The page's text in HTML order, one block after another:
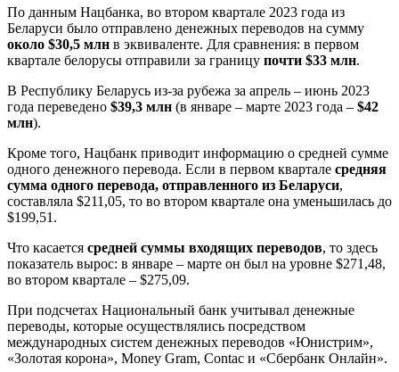
По данным Нацбанка, во втором квартале 2023 года из
Беларуси было отправлено денежных переводов на сумму
около $30,5 млн в эквиваленте. Для сравнения: в первом
квартале белорусы отправили за границу почти $33 млн.
В Республику Беларусь из-за рубежа за апрель – июнь 2023
года переведено $39,3 млн (в январе – марте 2023 года – $42
млн).
Кроме того, Нацбанк приводит информацию о средней сумме
одного денежного перевода. Если в первом квартале средняя
сумма одного перевода, отправленного из Беларуси,
составляла $211,05, то во втором квартале она уменьшилась до
$199,51.
Что касается средней суммы входящих переводов, то здесь
показатель вырос: в январе – марте он был на уровне $271,48,
во втором квартале – $275,09.
При подсчетах Национальный банк учитывал денежные
переводы, которые осуществлялись посредством
международных систем денежных переводов «Юнистрим»,
«Золотая корона», Money Gram, Contac и «Сбербанк Онлайн».